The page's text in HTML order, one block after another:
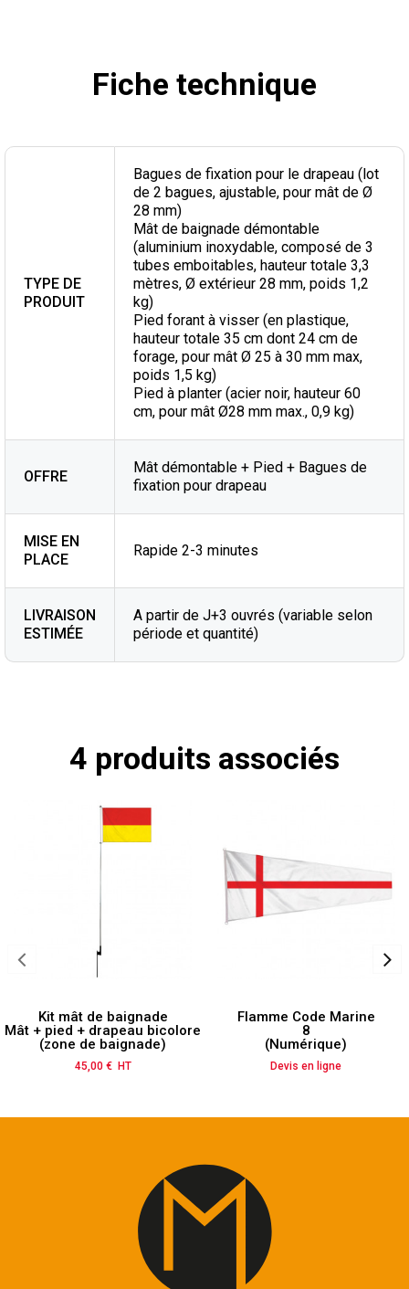
Fiche technique
TYPE DE
PRODUIT
Bagues de fixation pour le drapeau (lot
de 2 bagues, ajustable, pour mât de Ø
28 mm)
Mât de baignade démontable
(aluminium inoxydable, composé de 3
tubes emboitables, hauteur totale 3,3
mètres, Ø extérieur 28 mm, poids 1,2
kg)
Pied forant à visser (en plastique,
hauteur totale 35 cm dont 24 cm de
forage, pour mât Ø 25 à 30 mm max,
poids 1,5 kg)
Pied à planter (acier noir, hauteur 60
cm, pour mât Ø28 mm max., 0,9 kg)
OFFRE
Mât démontable + Pied + Bagues de
fixation pour drapeau
MISE EN
PLACE
Rapide 2-3 minutes
LIVRAISON
ESTIMÉE
A partir de J+3 ouvrés (variable selon
période et quantité)
4 produits associés
Kit mât de baignade
Mât + pied + drapeau bicolore
(zone de baignade)
Prix
45,00 € HT
Flamme Code Marine
8
(Numérique)
Devis en ligne